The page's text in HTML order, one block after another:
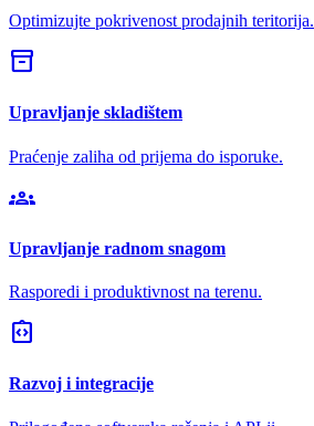
Optimizujte pokrivenost prodajnih teritorija.
inventory_2
Upravljanje skladištem
Praćenje zaliha od prijema do isporuke.
groups
Upravljanje radnom snagom
Rasporedi i produktivnost na terenu.
integration_instructions
Razvoj i integracije